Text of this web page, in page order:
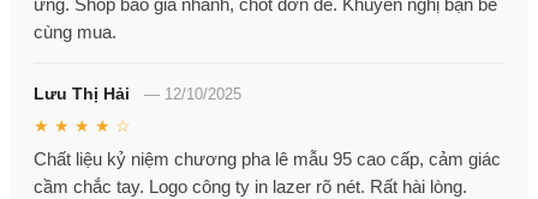
ưng. Shop báo giá nhanh, chốt đơn dễ. Khuyến nghị bạn bè
cùng mua.
Lưu Thị Hải — 12/10/2025
★ ★ ★ ★ ☆
Chất liệu kỷ niệm chương pha lê mẫu 95 cao cấp, cảm giác
cầm chắc tay. Logo công ty in lazer rõ nét. Rất hài lòng.